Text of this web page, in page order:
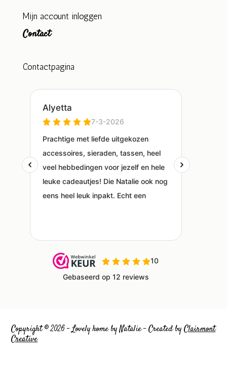
Mijn account inloggen
Contact
Contactpagina
Copyright © 2026 – Lovely home by Natalie – Created byClairmont
Creative